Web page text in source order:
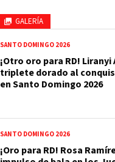
GALERÍA
SANTO DOMINGO 2026
¡Otro oro para RD!
triplete dorado al
en Santo Domingo 2026
SANTO DOMINGO 2026
¡Oro para RD! Rosa